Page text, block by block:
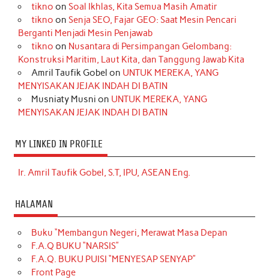
tikno on Soal Ikhlas, Kita Semua Masih Amatir
tikno on Senja SEO, Fajar GEO: Saat Mesin Pencari
Berganti Menjadi Mesin Penjawab
tikno on Nusantara di Persimpangan Gelombang:
Konstruksi Maritim, Laut Kita, dan Tanggung Jawab Kita
Amril Taufik Gobel on UNTUK MEREKA, YANG
MENYISAKAN JEJAK INDAH DI BATIN
Musniaty Musni on UNTUK MEREKA, YANG
MENYISAKAN JEJAK INDAH DI BATIN
MY LINKED IN PROFILE
Ir. Amril Taufik Gobel, S.T, IPU, ASEAN Eng.
HALAMAN
Buku “Membangun Negeri, Merawat Masa Depan
F.A.Q BUKU “NARSIS”
F.A.Q. BUKU PUISI “MENYESAP SENYAP”
Front Page